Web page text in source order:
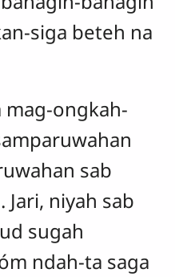
siga beteh na
mag-ongkah-
sab
niyah sab
sugah
ndah-ta saga